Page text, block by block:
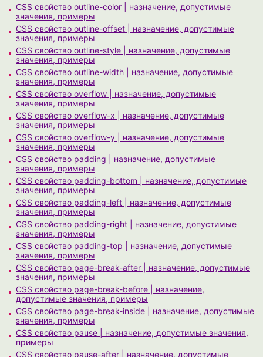
CSS свойство outline-color | назначение, допустимые
значения, примеры
CSS свойство outline-offset | назначение, допустимые
значения, примеры
CSS свойство outline-style | назначение, допустимые
значения, примеры
CSS свойство outline-width | назначение, допустимые
значения, примеры
CSS свойство overflow | назначение, допустимые
значения, примеры
CSS свойство overflow-x | назначение, допустимые
значения, примеры
CSS свойство overflow-y | назначение, допустимые
значения, примеры
CSS свойство padding | назначение, допустимые
значения, примеры
CSS свойство padding-bottom | назначение, допустимые
значения, примеры
CSS свойство padding-left | назначение, допустимые
значения, примеры
CSS свойство padding-right | назначение, допустимые
значения, примеры
CSS свойство padding-top | назначение, допустимые
значения, примеры
CSS свойство page-break-after | назначение, допустимые
значения, примеры
CSS свойство page-break-before | назначение,
допустимые значения, примеры
CSS свойство page-break-inside | назначение, допустимые
значения, примеры
CSS свойство pause | назначение, допустимые значения,
примеры
CSS свойство pause-after | назначение, допустимые